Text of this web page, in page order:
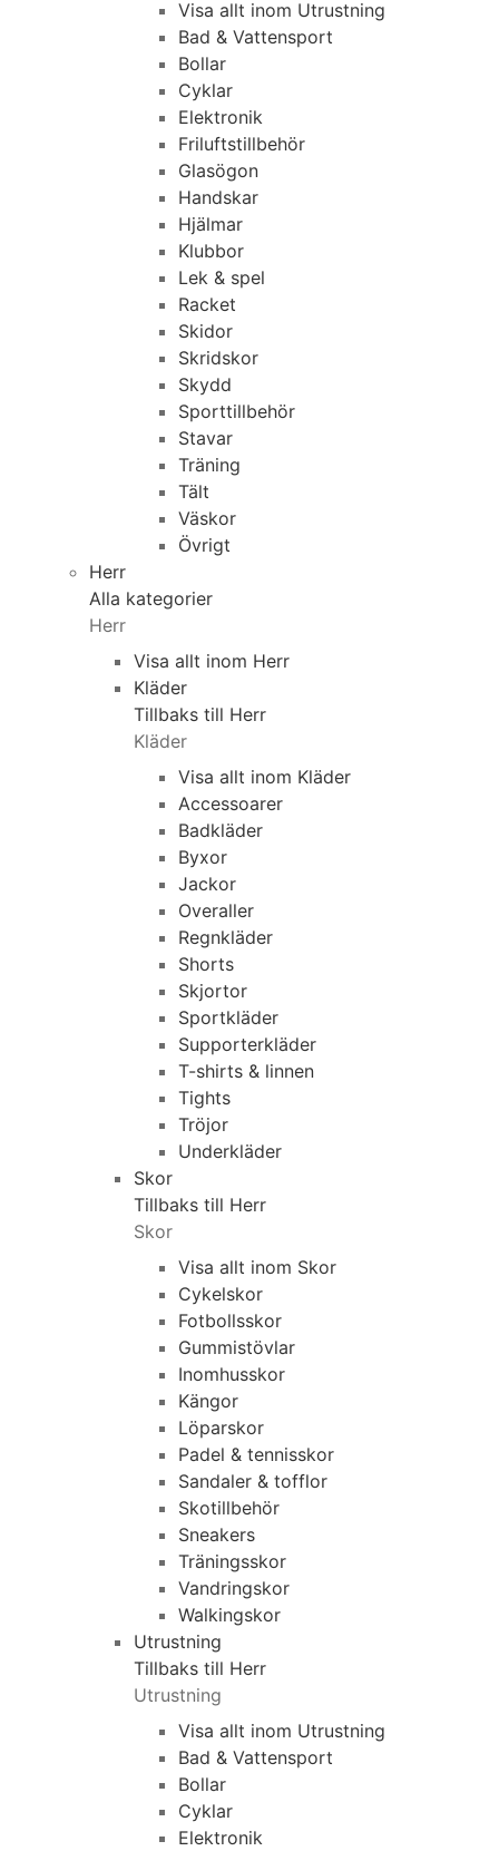
Visa allt inom Utrustning
Bad & Vattensport
Bollar
Cyklar
Elektronik
Friluftstillbehör
Glasögon
Handskar
Hjälmar
Klubbor
Lek & spel
Racket
Skidor
Skridskor
Skydd
Sporttillbehör
Stavar
Träning
Tält
Väskor
Övrigt
Herr
Alla kategorier
Herr
Visa allt inom Herr
Kläder
Tillbaks till Herr
Kläder
Visa allt inom Kläder
Accessoarer
Badkläder
Byxor
Jackor
Overaller
Regnkläder
Shorts
Skjortor
Sportkläder
Supporterkläder
T-shirts & linnen
Tights
Tröjor
Underkläder
Skor
Tillbaks till Herr
Skor
Visa allt inom Skor
Cykelskor
Fotbollsskor
Gummistövlar
Inomhusskor
Kängor
Löparskor
Padel & tennisskor
Sandaler & tofflor
Skotillbehör
Sneakers
Träningsskor
Vandringskor
Walkingskor
Utrustning
Tillbaks till Herr
Utrustning
Visa allt inom Utrustning
Bad & Vattensport
Bollar
Cyklar
Elektronik